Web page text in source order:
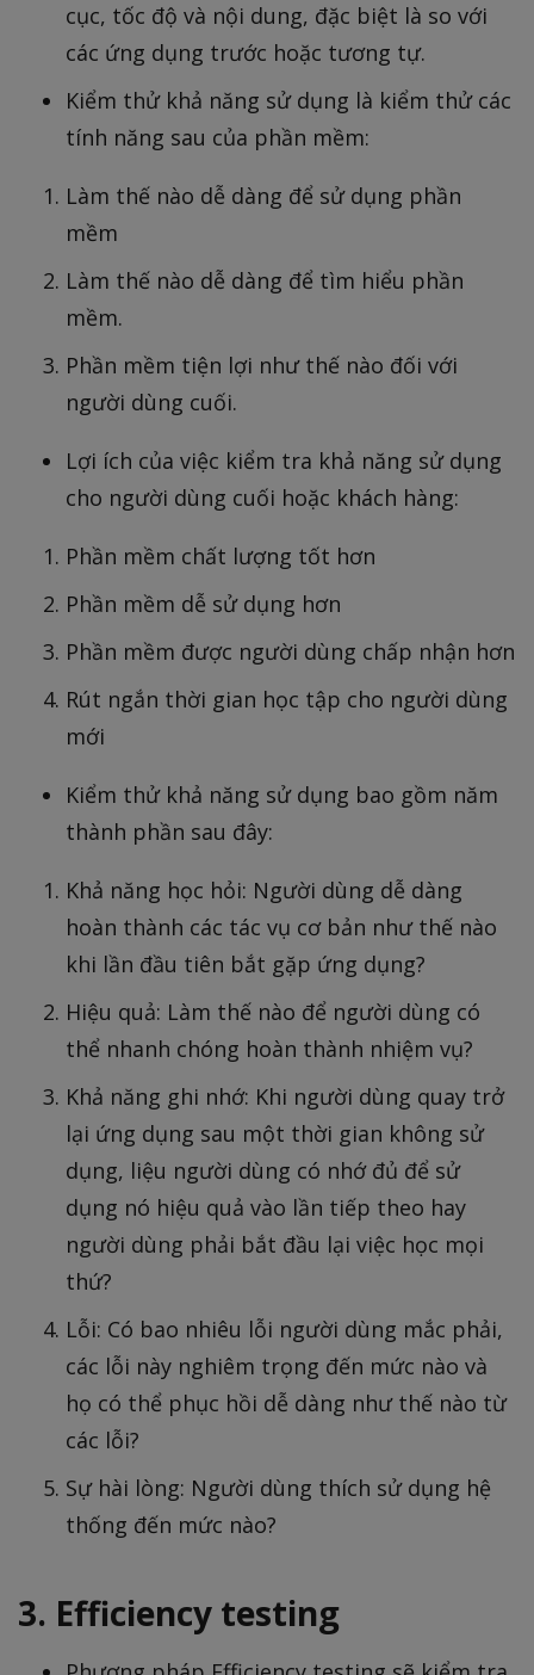
cục, tốc độ và nội dung, đặc biệt là so với
các ứng dụng trước hoặc tương tự.
Kiểm thử khả năng sử dụng là kiểm thử các
tính năng sau của phần mềm:
Làm thế nào dễ dàng để sử dụng phần
mềm
Làm thế nào dễ dàng để tìm hiểu phần
mềm.
Phần mềm tiện lợi như thế nào đối với
người dùng cuối.
Lợi ích của việc kiểm tra khả năng sử dụng
cho người dùng cuối hoặc khách hàng:
Phần mềm chất lượng tốt hơn
Phần mềm dễ sử dụng hơn
Phần mềm được người dùng chấp nhận hơn
Rút ngắn thời gian học tập cho người dùng
mới
Kiểm thử khả năng sử dụng bao gồm năm
thành phần sau đây:
Khả năng học hỏi: Người dùng dễ dàng
hoàn thành các tác vụ cơ bản như thế nào
khi lần đầu tiên bắt gặp ứng dụng?
Hiệu quả: Làm thế nào để người dùng có
thể nhanh chóng hoàn thành nhiệm vụ?
Khả năng ghi nhớ: Khi người dùng quay trở
lại ứng dụng sau một thời gian không sử
dụng, liệu người dùng có nhớ đủ để sử
dụng nó hiệu quả vào lần tiếp theo hay
người dùng phải bắt đầu lại việc học mọi
thứ?
Lỗi: Có bao nhiêu lỗi người dùng mắc phải,
các lỗi này nghiêm trọng đến mức nào và
họ có thể phục hồi dễ dàng như thế nào từ
các lỗi?
Sự hài lòng: Người dùng thích sử dụng hệ
thống đến mức nào?
3. Efficiency testing